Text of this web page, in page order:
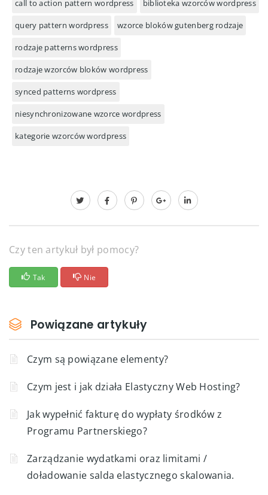
call to action pattern wordpress biblioteka wzorców wordpress
query pattern wordpress wzorce bloków gutenberg rodzaje
rodzaje patterns wordpress
rodzaje wzorców bloków wordpress
synced patterns wordpress
niesynchronizowane wzorce wordpress
kategorie wzorców wordpress
Czy ten artykuł był pomocy?
Tak Nie
Powiązane artykuły
Czym są powiązane elementy?
Czym jest i jak działa Elastyczny Web Hosting?
Jak wypełnić fakturę do wypłaty środków z
Programu Partnerskiego?
Zarządzanie wydatkami oraz limitami /
doładowanie salda elastycznego skalowania.